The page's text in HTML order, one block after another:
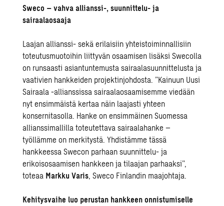
Sweco – vahva allianssi-, suunnittelu- ja
sairaalaosaaja
Laajan allianssi- sekä erilaisiin yhteistoiminnallisiin
toteutusmuotoihin liittyvän osaamisen lisäksi Swecolla
on runsaasti asiantuntemusta sairaalasuunnittelusta ja
vaativien hankkeiden projektinjohdosta. ”Kainuun Uusi
Sairaala -allianssissa sairaalaosaamisemme viedään
nyt ensimmäistä kertaa näin laajasti yhteen
konsernitasolla. Hanke on ensimmäinen Suomessa
allianssimallilla toteutettava sairaalahanke –
työllämme on merkitystä. Yhdistämme tässä
hankkeessa Swecon parhaan suunnittelu- ja
erikoisosaamisen hankkeen ja tilaajan parhaaksi”,
toteaa Markku Varis, Sweco Finlandin maajohtaja.
Kehitysvaihe luo perustan hankkeen onnistumiselle